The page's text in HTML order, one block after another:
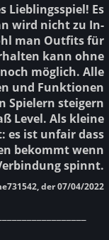
Lieblingsspiel! Es
wird nicht zu In-
man Outfits für
kann ohne
möglich. Alle
und Funktionen
Spielern steigern
Level. Als kleine
es ist unfair dass
bekommt wenn
spinnt.
der 07/04/2022